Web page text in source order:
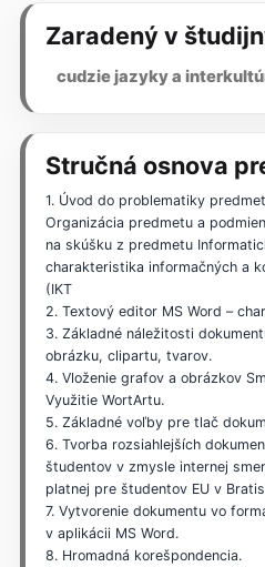
Zaradený v
cudzie jazyky a
Stručná osnova
1. Úvod do problematiky
Organizácia predmetu a
na skúšku z predmetu
charakteristika informačných a
(IKT
2. Textový editor MS Word –
3. Základné náležitosti
obrázku, clipartu, tvarov.
4. Vloženie grafov a obrázkov
Využitie WortArtu.
5. Základné voľby pre tlač
6. Tvorba rozsiahlejších
študentov v zmysle internej
platnej pre študentov EU v
7. Vytvorenie dokumentu vo
v aplikácii MS Word.
8. Hromadná korešpondencia.